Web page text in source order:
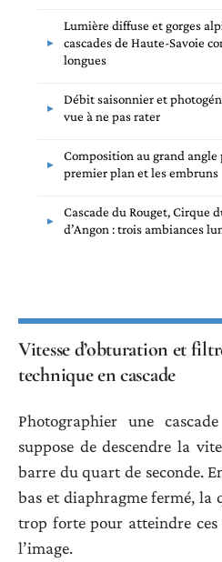
Lumière diffuse et gorges
cascades de Haute-Savoie
longues
Débit saisonnier et
vue à ne pas rater
Composition au grand angle
premier plan et les embruns
Cascade du Rouget, Cirque
d’Angon : trois ambiances
Vitesse d’obturation et
technique en cascade
Photographier une
suppose de descendre la
barre du quart de seconde.
bas et diaphragme fermé, la
trop forte pour atteindre ces
l’image.